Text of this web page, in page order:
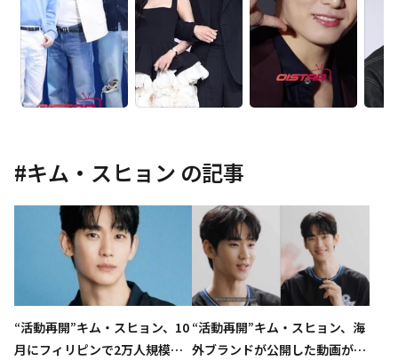
#キム・スヒョン の記事
“活動再開”キム・スヒョン、10
月にフィリピンで2万人規模の
“活動再開”キム・スヒョン、海
外ブランドが公開した動画が話